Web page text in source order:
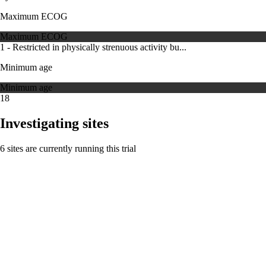
Maximum ECOG
Maximum ECOG
1 - Restricted in physically strenuous activity bu...
Minimum age
Minimum age
18
Investigating sites
6 sites are currently running this trial